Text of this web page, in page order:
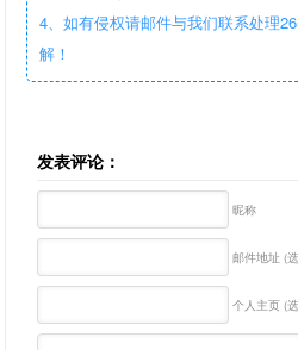
4、如有侵权请邮件与我们联系处理
解！
发表评论：
昵称
邮件地址 (
个人主页 (